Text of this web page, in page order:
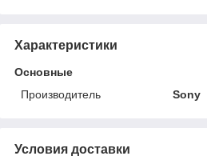
Характеристики
Основные
Производитель
Sony
Условия доставки